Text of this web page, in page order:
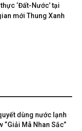
‘Đất-Nước’ tại
mới Thung Xanh
dùng nước lạnh
Mã Nhan Sắc”